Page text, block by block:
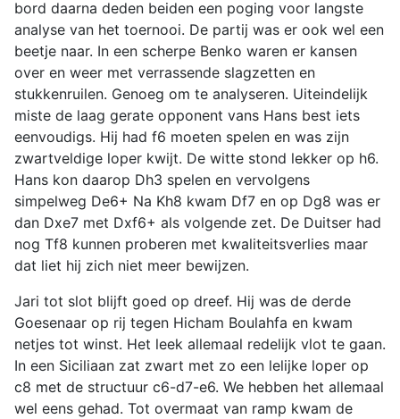
bord daarna deden beiden een poging voor langste
analyse van het toernooi. De partij was er ook wel een
beetje naar. In een scherpe Benko waren er kansen
over en weer met verrassende slagzetten en
stukkenruilen. Genoeg om te analyseren. Uiteindelijk
miste de laag gerate opponent vans Hans best iets
eenvoudigs. Hij had f6 moeten spelen en was zijn
zwartveldige loper kwijt. De witte stond lekker op h6.
Hans kon daarop Dh3 spelen en vervolgens
simpelweg De6+ Na Kh8 kwam Df7 en op Dg8 was er
dan Dxe7 met Dxf6+ als volgende zet. De Duitser had
nog Tf8 kunnen proberen met kwaliteitsverlies maar
dat liet hij zich niet meer bewijzen.
Jari tot slot blijft goed op dreef. Hij was de derde
Goesenaar op rij tegen Hicham Boulahfa en kwam
netjes tot winst. Het leek allemaal redelijk vlot te gaan.
In een Siciliaan zat zwart met zo een lelijke loper op
c8 met de structuur c6-d7-e6. We hebben het allemaal
wel eens gehad. Tot overmaat van ramp kwam de